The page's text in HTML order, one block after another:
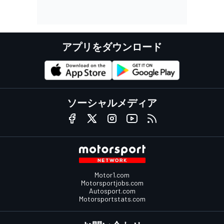
アプリをダウンロード
ソーシャルメディア
Motor1.com
Motorsportjobs.com
Autosport.com
Motorsportstats.com